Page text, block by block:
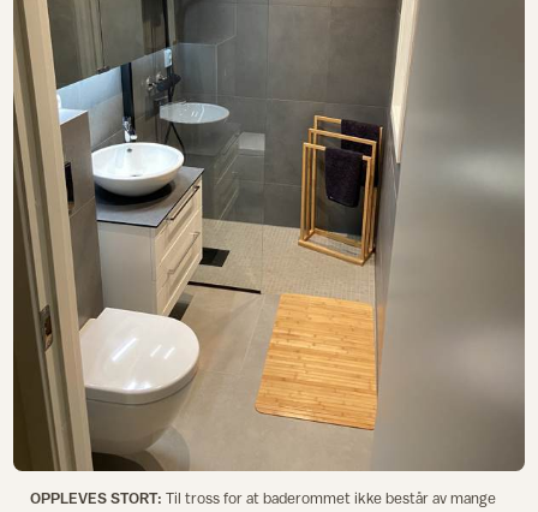
OPPLEVES STORT: Til tross for at baderommet ikke består av mange